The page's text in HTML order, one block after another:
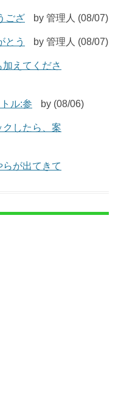
ござ by 管理人 (08/07)
とう by 管理人 (08/07)
えてくださ
ル:参
by (08/06)
したら、案
が出てきて